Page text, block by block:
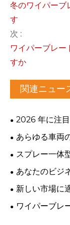
冬のワイパーブ
す
次 :
ワイパーブレ
すか
関連ニュー
2026 年に注
はどこですか?
あらゆる車両
別する方法
スプレー一体
スですか?
あなたのビジ
どれですか?
新しい市場に
構築する方法
ワイパーブレ